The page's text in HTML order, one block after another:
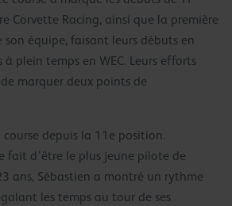
Corvette Racing, ainsi que la première
son équipe, faisant leurs débuts en
plein temps en WEC. Leurs efforts
marquer deux points de
depuis la 11e position.
fait d’être le plus jeune pilote de
ans, Sébastien a montré un rythme
les temps au tour de ses